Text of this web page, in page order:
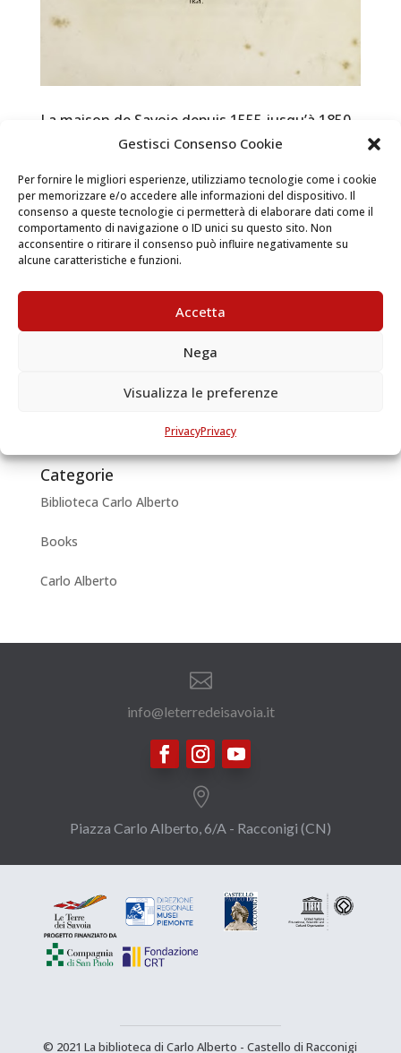
Gestisci Consenso Cookie
Per fornire le migliori esperienze, utilizziamo tecnologie come i cookie
per memorizzare e/o accedere alle informazioni del dispositivo. Il
consenso a queste tecnologie ci permetterà di elaborare dati come il
comportamento di navigazione o ID unici su questo sito. Non
acconsentire o ritirare il consenso può influire negativamente su
alcune caratteristiche e funzioni.
Accetta
Nega
Visualizza le preferenze
PrivacyPrivacy
La maison de Savoie depuis 1555 jusqu’à 1850.
Roman Historique. Volume II
version of the book can be found in the Reading
Room of the Racconigi Castle Go to itinerary La
maison de Savoie depuis 1555 jusqu’à 1850. Roman
Historique. Volume II Author: Dumas Alexandre
Articoli recenti
Carlo Alberto of Savoy, reader and writer
Categorie
Biblioteca Carlo Alberto
Books
Carlo Alberto

info@leterredeisavoia.it

Piazza Carlo Alberto, 6/A - Racconigi (CN)
© 2021 La biblioteca di Carlo Alberto - Castello di Racconigi